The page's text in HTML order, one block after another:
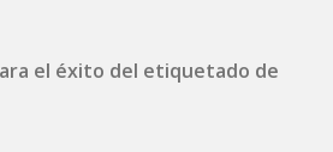
el éxito del etiquetado de